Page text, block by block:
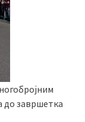
до завршетка